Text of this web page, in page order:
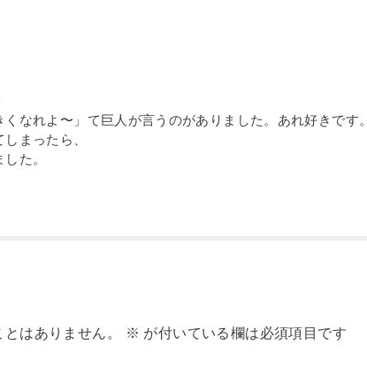
なれよ〜」て巨人が言うのがありました。あれ好きです。
まったら、
た。
はありません。 ※ が付いている欄は必須項目です